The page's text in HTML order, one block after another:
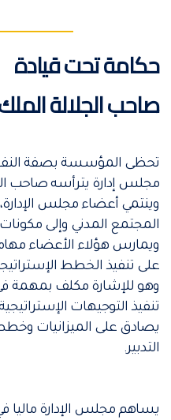
حكامة تحت قيادة
صاحب الجلالة
تحظى المؤسسة بصفة
مجلس إدارة يترأسه صاحب
المجتمع المدني وإلى
ويمارس هؤلاء الأعضاء
على تنفيذ الخطط
وهو للإشارة مكلف بمهمة
تنفيذ التوجيهات
يصادق على الميزانيات
التدبير.
يساهم مجلس الإدارة